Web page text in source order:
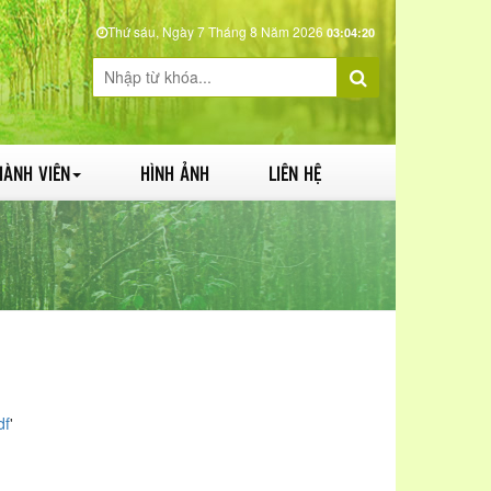
Thứ sáu, Ngày 7 Tháng 8 Năm 2026 03:04:21
VIÊN HÌNH ẢNH LIÊN HỆ
'